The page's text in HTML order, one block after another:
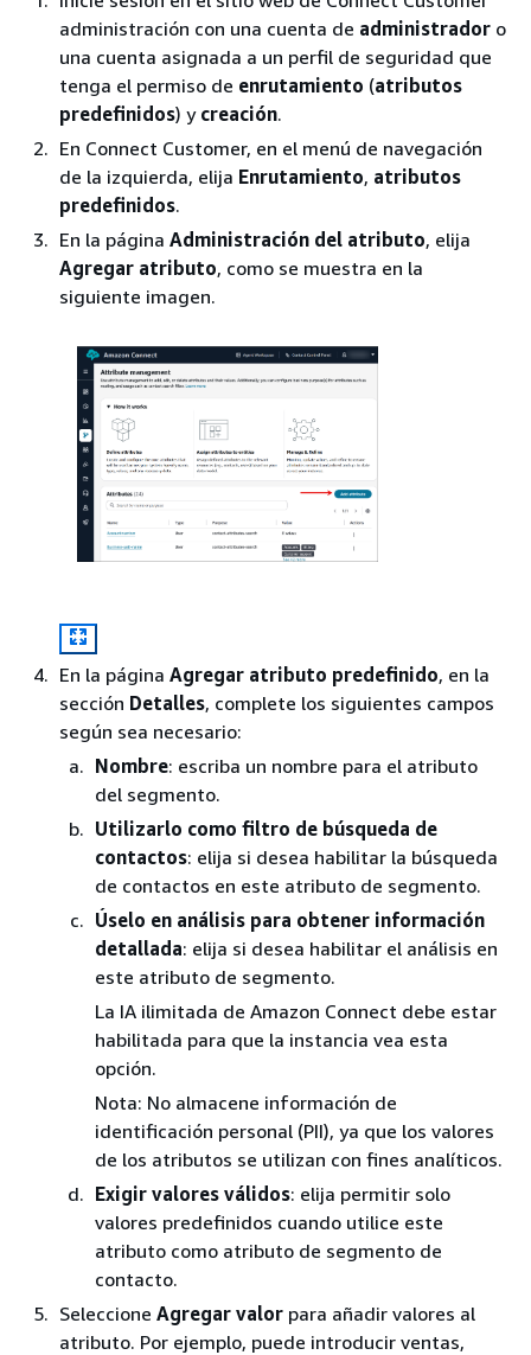
administración con una cuenta de administrador o
una cuenta asignada a un perfil de seguridad que
tenga el permiso de enrutamiento (atributos
predefinidos) y creación.
En Connect Customer, en el menú de navegación
de la izquierda, elija Enrutamiento, atributos
predefinidos.
En la página Administración del atributo, elija
Agregar atributo, como se muestra en la
siguiente imagen.
En la página Agregar atributo predefinido, en la
sección Detalles, complete los siguientes campos
según sea necesario:
Nombre: escriba un nombre para el atributo
del segmento.
Utilizarlo como filtro de búsqueda de
contactos: elija si desea habilitar la búsqueda
de contactos en este atributo de segmento.
Úselo en análisis para obtener información
detallada: elija si desea habilitar el análisis en
este atributo de segmento.
La IA ilimitada de Amazon Connect debe estar
habilitada para que la instancia vea esta
opción.
Nota: No almacene información de
identificación personal (PII), ya que los valores
de los atributos se utilizan con fines analíticos.
Exigir valores válidos: elija permitir solo
valores predefinidos cuando utilice este
atributo como atributo de segmento de
contacto.
Seleccione Agregar valor para añadir valores al
atributo. Por ejemplo, puede introducir ventas,